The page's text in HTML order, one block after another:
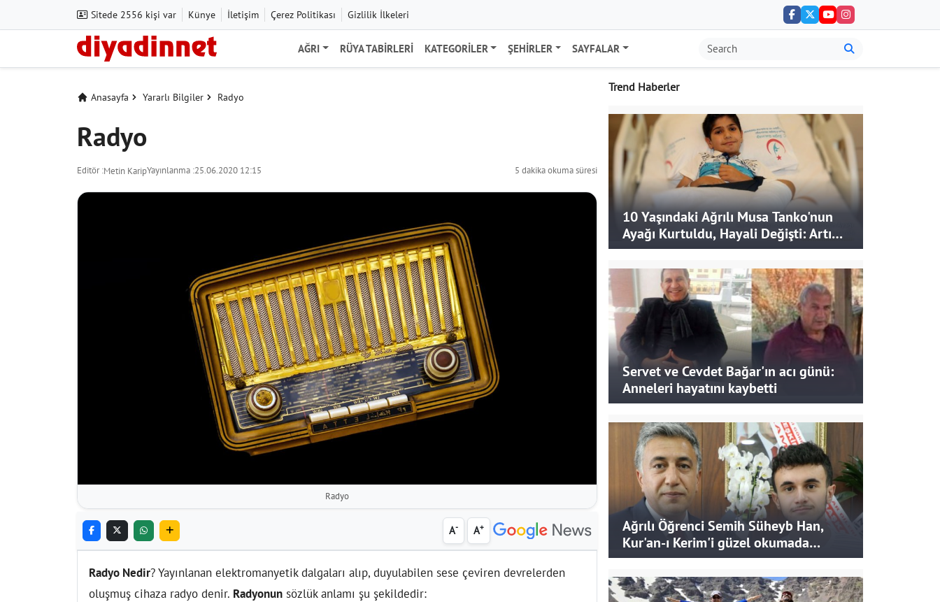
Sitede 2556 kişi var Künye İletişim Çerez Politikası Gizlilik İlkeleri
AĞRI RÜYA TABIRLERI KATEGORILER ŞEHIRLER SAYFALAR
Anasayfa Yararlı Bilgiler Radyo
Radyo
Editör :Metin KaripYayınlanma :25.06.2020 12:15 5 dakika okuma süresi
Radyo
A- A+
Radyo Nedir? Yayınlanan elektromanyetik dalgaları alıp, duyulabilen sese çeviren devrelerden
oluşmuş cihaza radyo denir. Radyonun sözlük anlamı şu şekildedir:
Trend Haberler
10 Yaşındaki Ağrılı Musa Tanko'nun
Ayağı Kurtuldu, Hayali Değişti: Artık
Doktor Olmak İstiyor
Servet ve Cevdet Bağar'ın acı günü:
Anneleri hayatını kaybetti
Ağrılı Öğrenci Semih Süheyb Han,
Kur'an-ı Kerim'i güzel okumada
Türkiye ikincisi oldu